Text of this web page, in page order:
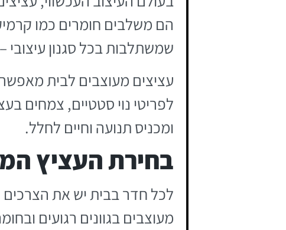
הם משלבים חומרים כמו
שמשתלבות בכל סגנון עיצובי
עציצים מעוצבים לבית
לפריטי נוי סטטיים, צמחים
ומכניס תנועה וחיים לחלל.
בחירת העציץ
לכל חדר בבית יש את הצרכים
מעוצבים בגוונים רגועים